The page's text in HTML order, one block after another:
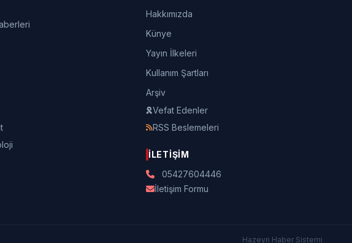
Hakkımızda
Künye
Yayın İlkeleri
Kullanım Şartları
Arşiv
Vefat Edenler
RSS Beslemeleri
İLETIŞIM
05427604446
İletişim Formu
Hazeyn Haber Sistemi